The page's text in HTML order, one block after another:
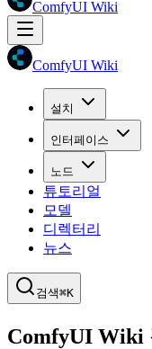
ComfyUI Wiki
ComfyUI Wiki
설치
인터페이스
노드
튜토리얼
모델
디렉터리
뉴스
검색⌘K
ComfyUI Wiki